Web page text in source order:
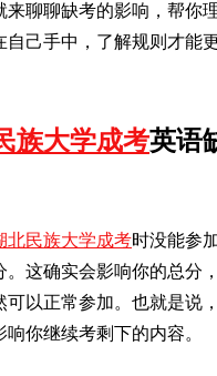
来聊聊缺考的影响，帮你
己手中，了解规则才能更
族大学成考英语
北民族大学成考时没能参
。这确实会影响你的总分
可以正常参加。也就是说
你继续考剩下的内容。